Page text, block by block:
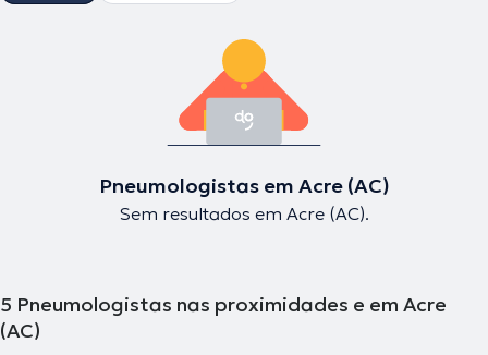
Pneumologistas em Acre (AC)
Sem resultados em Acre (AC).
5 Pneumologistas nas proximidades e em Acre
(AC)